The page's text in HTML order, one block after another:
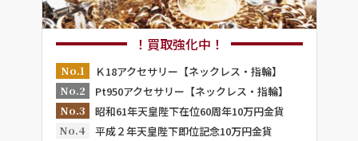
！買取強化中！
No.1
Ｋ18アクセサリー【ネックレス・指輪】
No.2
Pt950アクセサリー【ネックレス・指輪】
No.3
昭和61年天皇陛下在位60周年10万円金貨
No.4
平成２年天皇陛下即位記念10万円金貨